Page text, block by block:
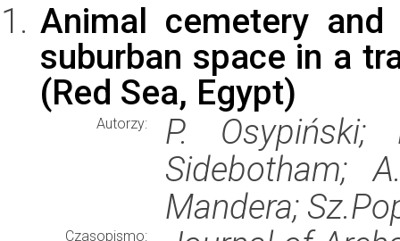
Animal cemetery
suburban space in a
(Red Sea, Egypt)
Autorzy:
P.
Sidebotham;
Mandera;
Czasopismo: